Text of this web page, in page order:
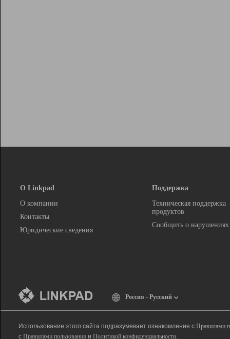
О Linkpad
О компании
Контакты
Юридические сведения
Поддержка
Техническая поддержка
продуктов
Сообщить о нарушениях
Россия - Русский
Использование этого сайта подразумевает ознакомление с Правилами
с Правилами пользования и Политикой конфиденциальности.